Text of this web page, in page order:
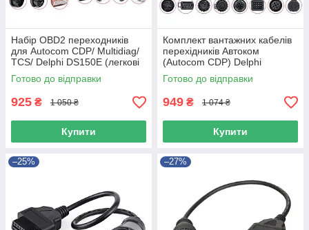
Набір OBD2 переходників
для Autocom CDP/ Multidiag/
TCS/ Delphi DS150E (легкові
автомобілі)
Готово до відправки
925 ₴ 1 050 ₴
Купити
Комплект вантажних кабелів
перехідників Автоком
(Autocom CDP) Delphi
DS150e
Готово до відправки
949 ₴ 1 074 ₴
Купити
–25% –27%